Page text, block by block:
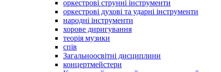
оркестрові струнні інструменти
оркестрові духові та ударні інструменти
народні інструменти
хорове диригування
теорія музики
спів
Загальноосвітні дисциплини
концертмейстери